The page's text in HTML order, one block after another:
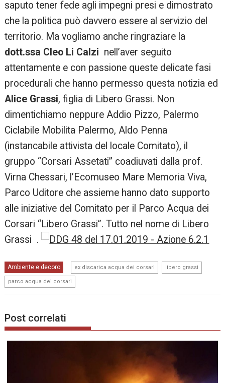
saputo tener fede agli impegni presi e dimostrato
che la politica può davvero essere al servizio del
territorio. Ma vogliamo anche ringraziare la
dott.ssa Cleo Li Calzi nell’aver seguito
attentamente e con passione queste delicate fasi
procedurali che hanno permesso questa notizia ed
Alice Grassi, figlia di Libero Grassi. Non
dimentichiamo neppure Addio Pizzo, Palermo
Ciclabile Mobilita Palermo, Aldo Penna
(instancabile attivista del locale Comitato), il
gruppo “Corsari Assetati” coadiuvati dalla prof.
Virna Chessari, l’Ecomuseo Mare Memoria Viva,
Parco Uditore che assieme hanno dato supporto
alle iniziative del Comitato per il Parco Acqua dei
Corsari “Libero Grassi”. Tutto nel nome di Libero
Grassi .
Ambiente e decoro ex discarica acqua dei corsari libero grassi
parco acqua dei corsari
Post correlati